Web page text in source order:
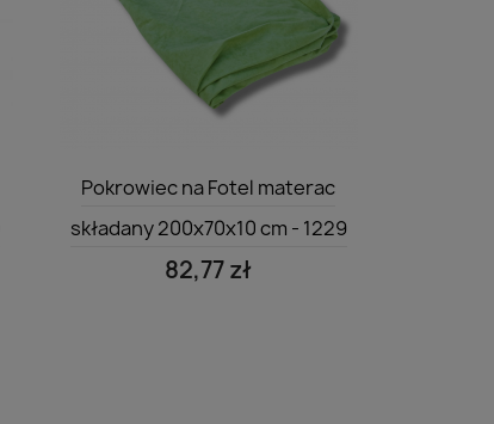
Szybki podgląd
Pokrowiec na Fotel materac
składany 200x70x10 cm - 1229
82,77 zł